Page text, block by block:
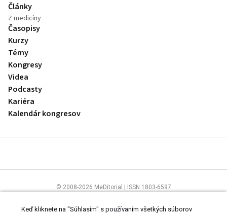
Články
Z medicíny
Časopisy
Kurzy
Témy
Kongresy
Videa
Podcasty
Kariéra
Kalendár kongresov
© 2008-2026 MeDitorial | ISSN 1803-6597
ČítajteprehlásenieaZásady spracovania osobných údajov
Keď kliknete na "Súhlasím" s používaním všetkých súborov